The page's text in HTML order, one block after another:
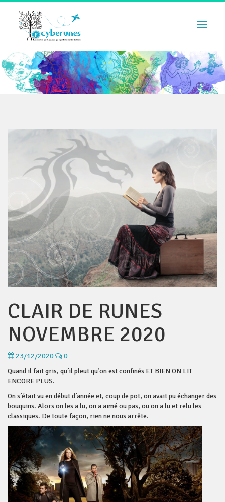
CLAIR DE RUNES
NOVEMBRE 2020
23/12/2020
0
Quand il fait gris, qu’il pleut qu’on est confinés ET BIEN ON LIT
ENCORE PLUS.
On s’était vu en début d’année et, coup de pot, on avait pu échanger des
bouquins. Alors on les a lu, on a aimé ou pas, ou on a lu et relu les
classiques. De toute façon, rien ne nous arrête.